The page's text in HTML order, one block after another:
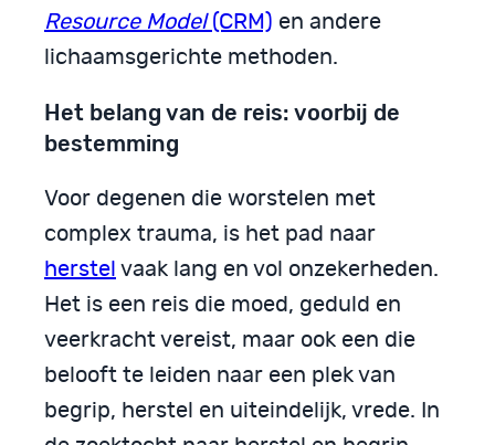
Resource Model(CRM) en andere
lichaamsgerichte methoden.
Het belang van de reis: voorbij de
bestemming
Voor degenen die worstelen met
complex trauma, is het pad naar
herstel vaak lang en vol onzekerheden.
Het is een reis die moed, geduld en
veerkracht vereist, maar ook een die
belooft te leiden naar een plek van
begrip, herstel en uiteindelijk, vrede. In